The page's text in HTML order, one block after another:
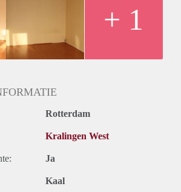
+ 1
Rotterdam
Kralingen West
Ja
Kaal